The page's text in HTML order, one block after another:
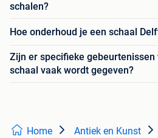
schalen?
Hoe onderhoud je een schaal
Zijn er specifieke
schaal vaak wordt gegeven?
Home Antiek en Kunst